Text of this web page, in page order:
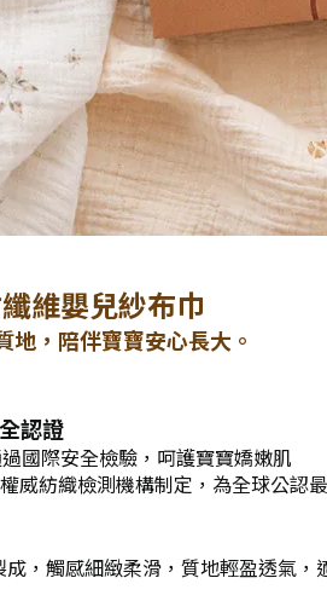
維嬰兒紗布巾
地，陪伴寶寶安心長大。
認證
國際安全檢驗， 呵護寶寶嬌嫩肌
威紡織檢測機構制定，為全球公認
，觸感細緻柔滑，質地輕盈透氣，